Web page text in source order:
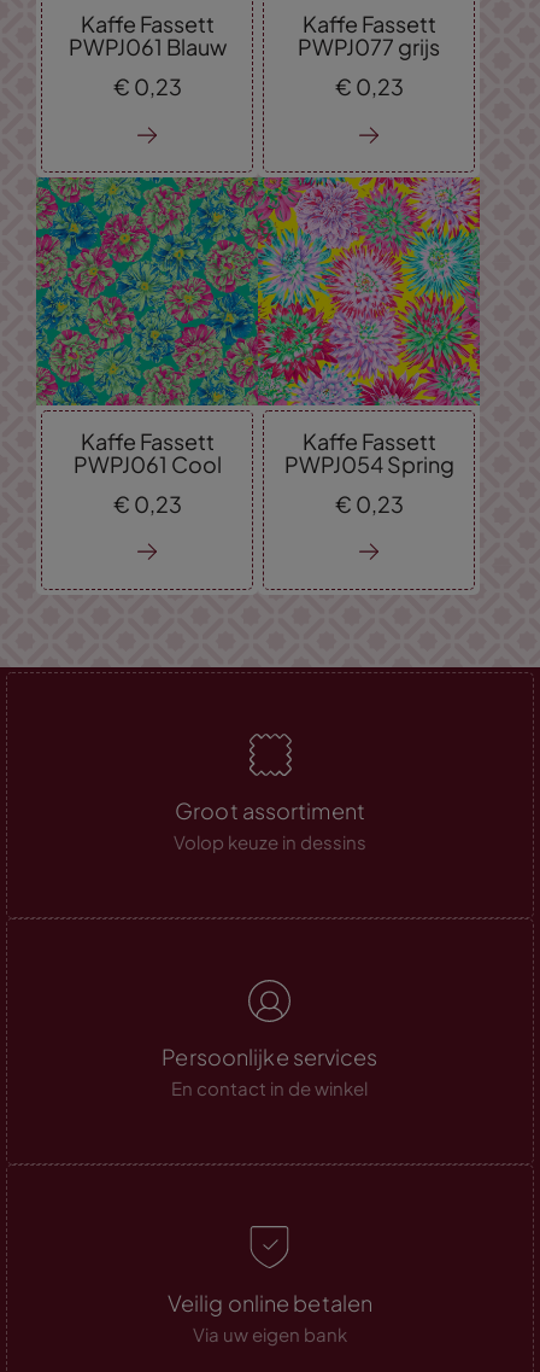
Kaffe Fassett
PWPJ061 Blauw
€ 0,23
Kaffe Fassett
PWPJ077 grijs
€ 0,23
Kaffe Fassett
PWPJ061 Cool
€ 0, 23
Kaffe Fassett
PWPJ054 Spring
€ 0, 23
Groot assortiment
Volop keuze in dessins
Persoonlijke services
En contact in de winkel
Veilig online betalen
Via uw eigen bank